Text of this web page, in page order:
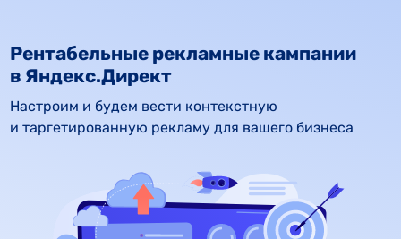
Рентабельные рекламные кампании
в Яндекс.Директ
Настроим и будем вести контекстную
и таргетированную рекламу для вашего бизнеса